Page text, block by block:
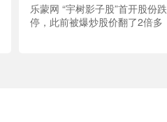
乐蒙网 “宇树影子股”首开股份跌
停，此前被爆炒股价翻了2倍多